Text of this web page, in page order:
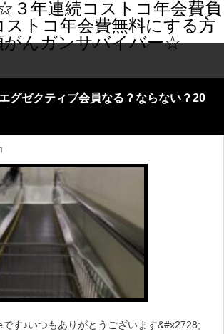
年連続コストコ年会費負
ストコ年会費無料にする方
んガンサバイバー☆
グゼクティブ会員なる？ならない？20
す♪いつもありがとうございます&#x2728;